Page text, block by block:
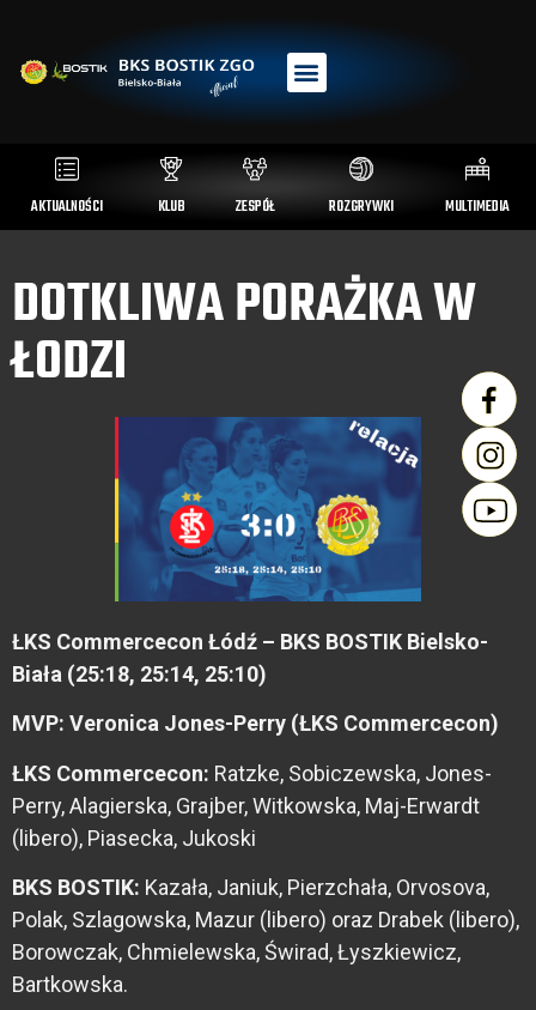
AKTUALNOŚCI KLUB ZESPÓŁ ROZGRYWKI MULTIMEDIA
DOTKLIWA PORAŻKA W
ŁODZI
ŁKS Commercecon Łódź – BKS BOSTIK Bielsko-
Biała (25:18, 25:14, 25:10)
MVP: Veronica Jones-Perry (ŁKS Commercecon)
ŁKS Commercecon: Ratzke, Sobiczewska, Jones-
Perry, Alagierska, Grajber, Witkowska, Maj-Erwardt
(libero), Piasecka, Jukoski
BKS BOSTIK: Kazała, Janiuk, Pierzchała, Orvosova,
Polak, Szlagowska, Mazur (libero) oraz Drabek (libero),
Borowczak, Chmielewska, Świrad, Łyszkiewicz,
Bartkowska.